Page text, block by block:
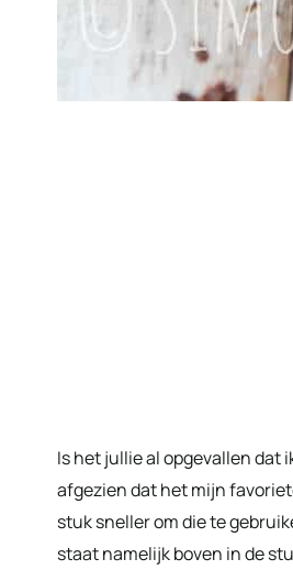
Is het jullie al opgevallen dat
afgezien dat het mijn
stuk sneller om die te
staat namelijk boven in de